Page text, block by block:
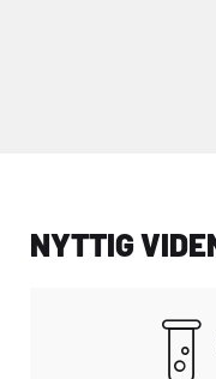
NYTTIG